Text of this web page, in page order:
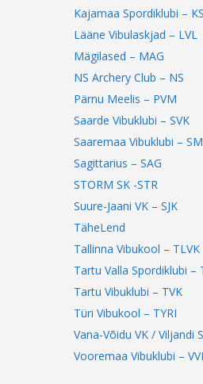
Kajamaa Spordiklubi –
Lääne Vibulaskjad – LVL
Mägilased – MAG
NS Archery Club – NS
Pärnu Meelis – PVM
Saarde Vibuklubi – SVK
Saaremaa Vibuklubi –
Sagittarius – SAG
STORM SK -STR
Suure-Jaani VK – SJK
TäheLend
Tallinna Vibukool – TLVK
Tartu Valla Spordiklubi –
Tartu Vibuklubi – TVK
Türi Vibukool – TYRI
Vana-Võidu VK / Viljandi
Vooremaa Vibuklubi –